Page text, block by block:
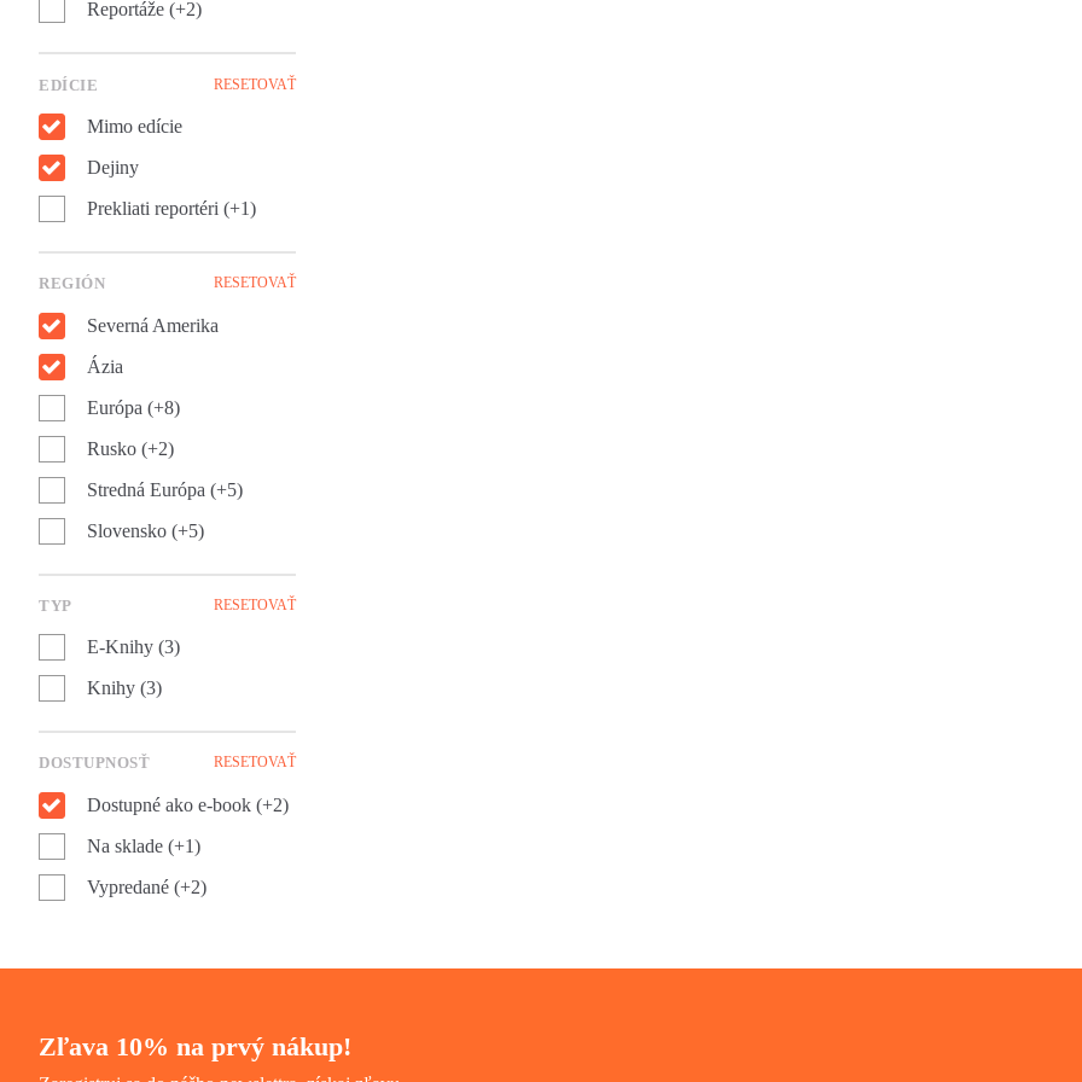
Reportáže (+2)
EDÍCIE RESETOVAŤ
Mimo edície
Dejiny
Prekliati reportéri (+1)
REGIÓN RESETOVAŤ
Severná Amerika
Ázia
Európa (+8)
Rusko (+2)
Stredná Európa (+5)
Slovensko (+5)
TYP RESETOVAŤ
E-Knihy (3)
Knihy (3)
DOSTUPNOSŤ RESETOVAŤ
Dostupné ako e-book (+2)
Na sklade (+1)
Vypredané (+2)
Zľava 10% na prvý nákup!